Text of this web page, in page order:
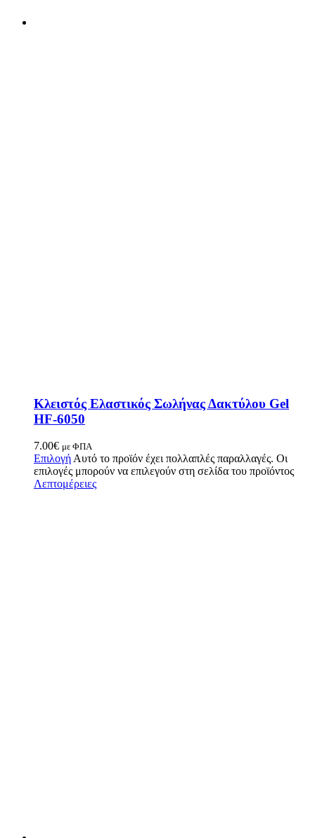
Κλειστός Ελαστικός Σωλήνας Δακτύλου Gel
HF-6050
7.00€ με ΦΠΑ
Επιλογή Αυτό το προϊόν έχει πολλαπλές παραλλαγές. Οι
επιλογές μπορούν να επιλεγούν στη σελίδα του προϊόντος
Λεπτομέρειες